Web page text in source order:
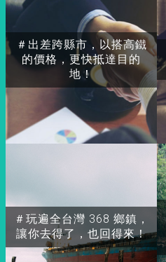
＃出差跨縣市，以搭高鐵
的價格，更快抵達目的
地！
＃玩遍全台灣 368 鄉鎮，
讓你去得了，也回得來！